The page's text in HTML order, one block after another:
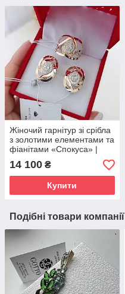
Жіночий гарнітур зі срібла
з золотими елементами та
фіанітами «Спокуса» |
925/375
14 100 ₴
Купити
Подібні товари компанії